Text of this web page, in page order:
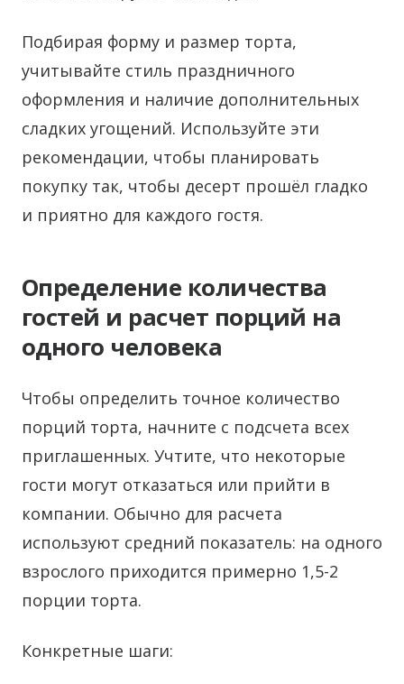
Подбирая форму и размер торта,
учитывайте стиль праздничного
оформления и наличие дополнительных
сладких угощений. Используйте эти
рекомендации, чтобы планировать
покупку так, чтобы десерт прошёл гладко
и приятно для каждого гостя.
Определение количества
гостей и расчет порций на
одного человека
Чтобы определить точное количество
порций торта, начните с подсчета всех
приглашенных. Учтите, что некоторые
гости могут отказаться или прийти в
компании. Обычно для расчета
используют средний показатель: на одного
взрослого приходится примерно 1,5-2
порции торта.
Конкретные шаги: